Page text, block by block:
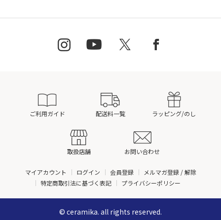
ご利用ガイド 配送料一覧 ラッピング/のし
取扱店舗 お問い合わせ
マイアカウント ログイン 会員登録
メルマガ登録 / 解除
特定商取引法に基づく表記
プライバシーポリシー
© ceramika. all rights reserved.